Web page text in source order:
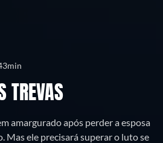
TREVAS
amargurado após perder a esposa
Mas ele precisará superar o luto se